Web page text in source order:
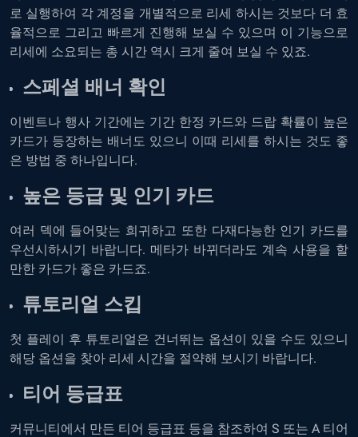
로 실행하여 각 계정을 개별적으로 리세 하시는 것보다 더 효
율적으로 그리고 빠르게 진행해 보실 수 있으며 이 기능으로
리세에 소요되는 총 시간 역시 크게 줄여 보실 수 있죠.
스페셜 배너 확인
이벤트나 행사 기간에는 기간 한정 카드와 드랍 확률이 높은
카드가 등장하는 배너도 있으니 이때 리세를 하시는 것도 좋
은 방법 중 하나입니다.
높은 등급 및 인기 카드
여러 덱에 들어맞는 희귀하고 또한 다재다능한 인기 카드를
우선시하시기 바랍니다. 메타가 바뀌더라도 계속 사용을 할
만한 카드가 좋은 카드죠.
튜토리얼 스킵
첫 플레이 후 튜토리얼은 건너뛰는 옵션이 있을 수도 있으니
해당 옵션을 찾아 리세 시간을 절약해 보시기 바랍니다.
티어 등급표
커뮤니티에서 만든 티어 등급표 등을 참조하여 S 또는 A 티어